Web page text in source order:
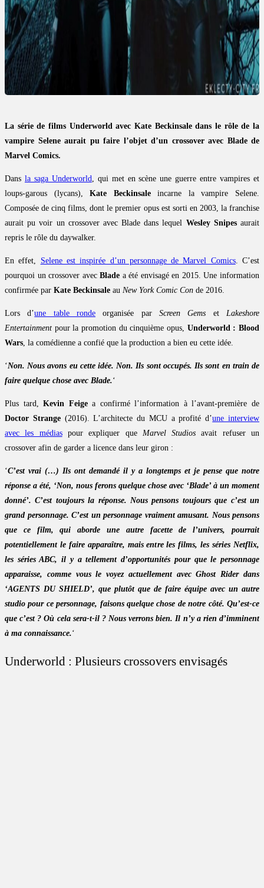
La série de films Underworld avec Kate Beckinsale dans le rôle de la
vampire Selene aurait pu faire l’objet d’un crossover avec Blade de
Marvel Comics.
Dans la saga Underworld, qui met en scène une guerre entre vampires et
loups-garous (lycans),Kate Beckinsaleincarne la vampire Selene.
Composée de cinq films, dont le premier opus est sorti en 2003, la franchise
aurait pu voir un crossover avec Blade dans lequel Wesley Snipesaurait
repris le rôle du daywalker.
En effet, Selene est inspirée d’un personnage de Marvel Comics. C’est
pourquoi un crossover avecBlade a été envisagé en 2015. Une information
confirmée par Kate Beckinsale au New York Comic Con de 2016.
Lors d’une table ronde organisée parScreen Gems etLakeshore
Entertainment pour la promotion du cinquième opus, Underworld : Blood
Wars, la comédienne a confié que la production a bien eu cette idée.
‘Non. Nous avons eu cette idée. Non. Ils sont occupés. Ils sont en train de
faire quelque chose avec Blade.‘
Plus tard,Kevin Feigea confirmé l’information à l’avant-première de
Doctor Strange(2016). L’architecte du MCU a profité d’une interview
avec les médiaspour expliquer que Marvel Studios avait refuser un
crossover afin de garder a licence dans leur giron :
‘C’est vrai (…) Ils ont demandé il y a longtemps et je pense que notre
réponse a été, ‘Non, nous ferons quelque chose avec ‘Blade’ à un moment
donné’. C’est toujours la réponse. Nous pensons toujours que c’est un
grand personnage. C’est un personnage vraiment amusant. Nous pensons
que ce film, qui aborde une autre facette de l’univers, pourrait
potentiellement le faire apparaître, mais entre les films, les séries Netflix,
les séries ABC, il y a tellement d’opportunités pour que le personnage
apparaisse, comme vous le voyez actuellement avec Ghost Rider dans
‘AGENTS DU SHIELD’, que plutôt que de faire équipe avec un autre
studio pour ce personnage, faisons quelque chose de notre côté. Qu’est-ce
que c’est ? Où cela sera-t-il ? Nous verrons bien. Il n’y a rien d’imminent
à ma connaissance.‘
Underworld : Plusieurs crossovers envisagés